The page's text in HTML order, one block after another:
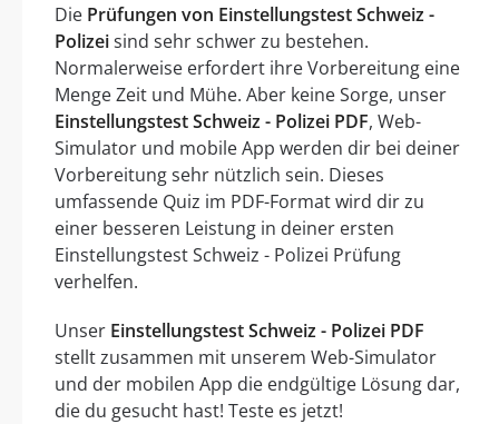
Die Prüfungen von Einstellungstest Schweiz -
Polizeisind sehr schwer zu bestehen.
Normalerweise erfordert ihre Vorbereitung eine
Menge Zeit und Mühe. Aber keine Sorge, unser
Einstellungstest Schweiz - Polizei PDF, Web-
Simulator und mobile App werden dir bei deiner
Vorbereitung sehr nützlich sein. Dieses
umfassende Quiz im PDF-Format wird dir zu
einer besseren Leistung in deiner ersten
Einstellungstest Schweiz - Polizei Prüfung
verhelfen.
Unser Einstellungstest Schweiz - Polizei PDF
stellt zusammen mit unserem Web-Simulator
und der mobilen App die endgültige Lösung dar,
die du gesucht hast! Teste es jetzt!